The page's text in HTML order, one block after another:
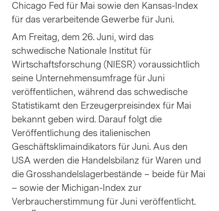
Chicago Fed für Mai sowie den Kansas-Index
für das verarbeitende Gewerbe für Juni.
Am Freitag, dem 26. Juni, wird das
schwedische Nationale Institut für
Wirtschaftsforschung (NIESR) voraussichtlich
seine Unternehmensumfrage für Juni
veröffentlichen, während das schwedische
Statistikamt den Erzeugerpreisindex für Mai
bekannt geben wird. Darauf folgt die
Veröffentlichung des italienischen
Geschäftsklimaindikators für Juni. Aus den
USA werden die Handelsbilanz für Waren und
die Grosshandelslagerbestände – beide für Mai
– sowie der Michigan-Index zur
Verbraucherstimmung für Juni veröffentlicht.